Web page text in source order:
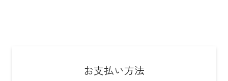
お支払い方法